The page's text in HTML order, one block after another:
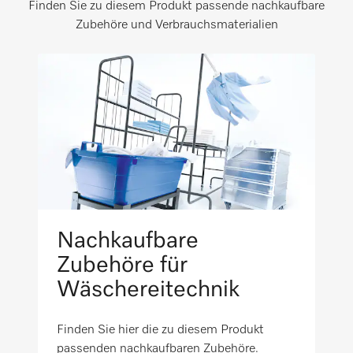
461
Maximale Bodenbelastung in N
Wäscheabstreifer
Wäschekasten
Wäscherückführung (Option)
Favoritenprogramm
i
WEEE
VDE-EMC
Spritzwasserschutz IPX0
Maschinenrichtlinienkonform nach
2006/42/EG
Finden Sie zu diesem Produkt passende nachkaufbare
Zubehöre und Verbrauchsmaterialien
Nachkaufbare
Zubehöre für
Wäschereitechnik
Finden Sie hier die zu diesem Produkt
passenden nachkaufbaren Zubehöre.